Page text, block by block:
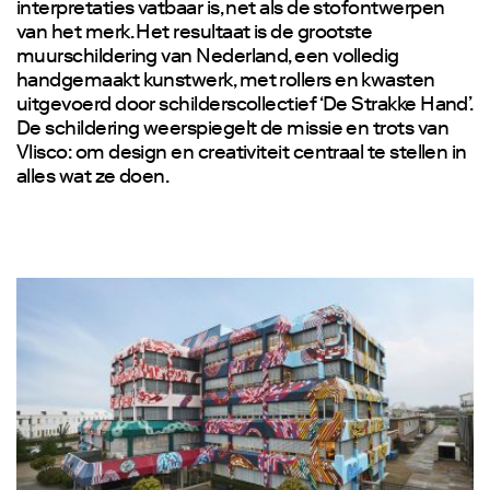
interpretaties vatbaar is, net als de stofontwerpen
van het merk. Het resultaat is de grootste
muurschildering van Nederland, een volledig
handgemaakt kunstwerk, met rollers en kwasten
uitgevoerd door schilderscollectief ‘De Strakke Hand’.
De schildering weerspiegelt de missie en trots van
Vlisco: om design en creativiteit centraal te stellen in
alles wat ze doen.